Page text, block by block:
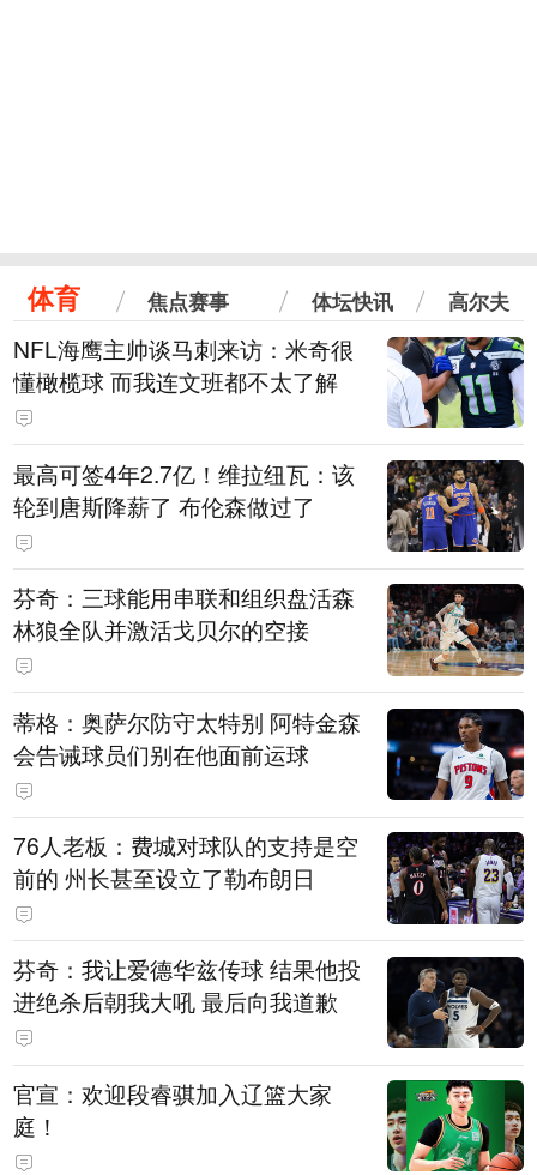
体育 焦点赛事 体坛快讯 高尔夫
NFL海鹰主帅谈马刺来访：米奇很
懂橄榄球 而我连文班都不太了解
最高可签4年2.7亿！维拉纽瓦：该
轮到唐斯降薪了 布伦森做过了
芬奇：三球能用串联和组织盘活森
林狼全队并激活戈贝尔的空接
蒂格：奥萨尔防守太特别 阿特金森
会告诫球员们别在他面前运球
76人老板：费城对球队的支持是空
前的 州长甚至设立了勒布朗日
芬奇：我让爱德华兹传球 结果他投
进绝杀后朝我大吼 最后向我道歉
官宣：欢迎段睿骐加入辽篮大家
庭！